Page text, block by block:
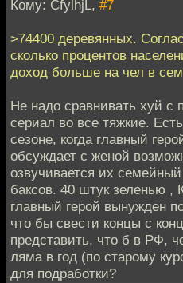
Кому: CfylhjL, #7
>74400 деревянных.
сколько процентов
доход больше на чел в
Не надо сравнивать хуй с
сериал во все тяжкие.
сезоне, когда главный
обсуждает с женой
озвучивается их
баксов. 40 штук зеленью ,
главный герой вынужден
что бы свести концы с
представить, что б в РФ,
ляма в год (по старому
для подработки?